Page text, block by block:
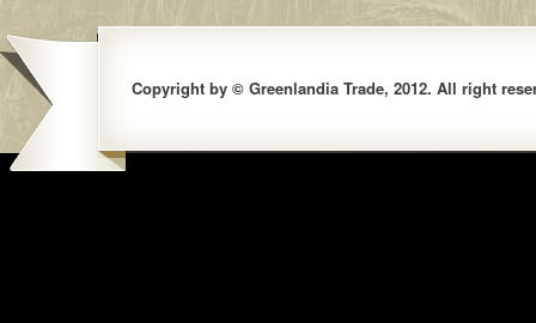
Copyright by © Greenlandia Trade, 2012. All right